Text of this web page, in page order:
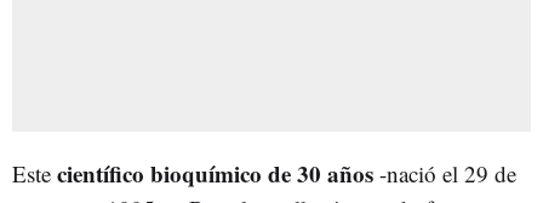
Este científico bioquímico de 30 años -nació el 29 de